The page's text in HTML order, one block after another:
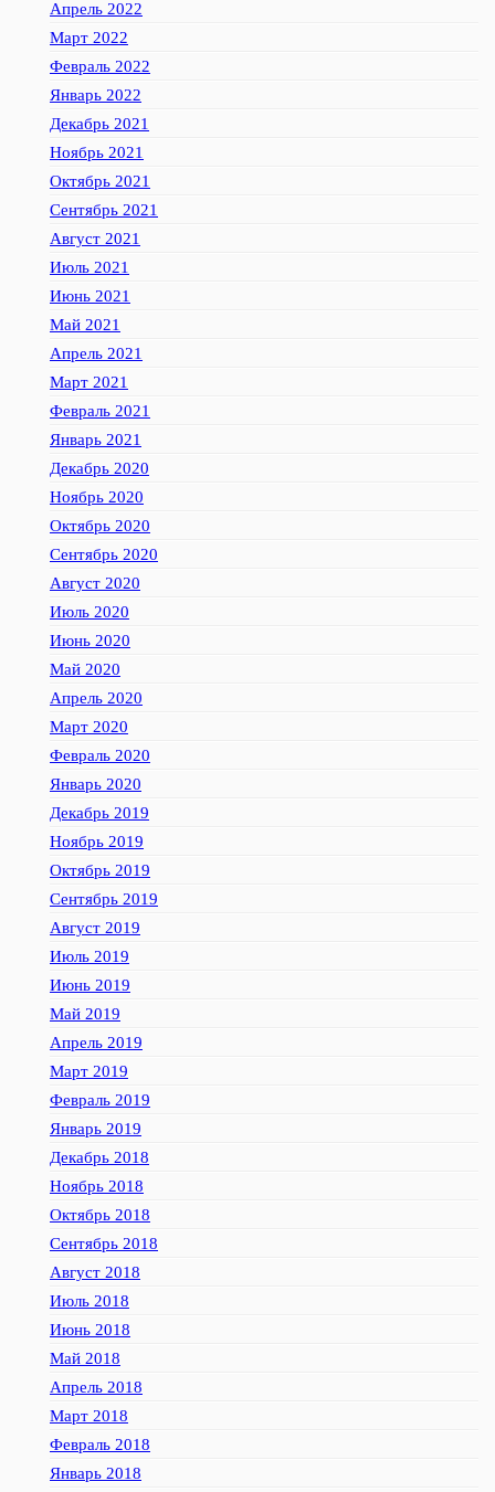
Апрель 2022
Март 2022
Февраль 2022
Январь 2022
Декабрь 2021
Ноябрь 2021
Октябрь 2021
Сентябрь 2021
Август 2021
Июль 2021
Июнь 2021
Май 2021
Апрель 2021
Март 2021
Февраль 2021
Январь 2021
Декабрь 2020
Ноябрь 2020
Октябрь 2020
Сентябрь 2020
Август 2020
Июль 2020
Июнь 2020
Май 2020
Апрель 2020
Март 2020
Февраль 2020
Январь 2020
Декабрь 2019
Ноябрь 2019
Октябрь 2019
Сентябрь 2019
Август 2019
Июль 2019
Июнь 2019
Май 2019
Апрель 2019
Март 2019
Февраль 2019
Январь 2019
Декабрь 2018
Ноябрь 2018
Октябрь 2018
Сентябрь 2018
Август 2018
Июль 2018
Июнь 2018
Май 2018
Апрель 2018
Март 2018
Февраль 2018
Январь 2018